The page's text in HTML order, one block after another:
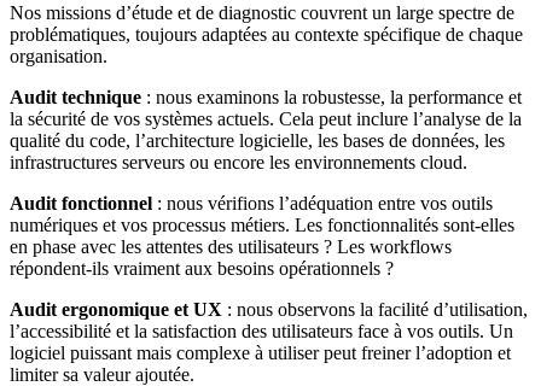
Nos missions d’étude et de diagnostic couvrent un large spectre de
problématiques, toujours adaptées au contexte spécifique de chaque
organisation.
Audit technique : nous examinons la robustesse, la performance et
la sécurité de vos systèmes actuels. Cela peut inclure l’analyse de la
qualité du code, l’architecture logicielle, les bases de données, les
infrastructures serveurs ou encore les environnements cloud.
Audit fonctionnel : nous vérifions l’adéquation entre vos outils
numériques et vos processus métiers. Les fonctionnalités sont-elles
en phase avec les attentes des utilisateurs ? Les workflows
répondent-ils vraiment aux besoins opérationnels ?
Audit ergonomique et UX : nous observons la facilité d’utilisation,
l’accessibilité et la satisfaction des utilisateurs face à vos outils. Un
logiciel puissant mais complexe à utiliser peut freiner l’adoption et
limiter sa valeur ajoutée.